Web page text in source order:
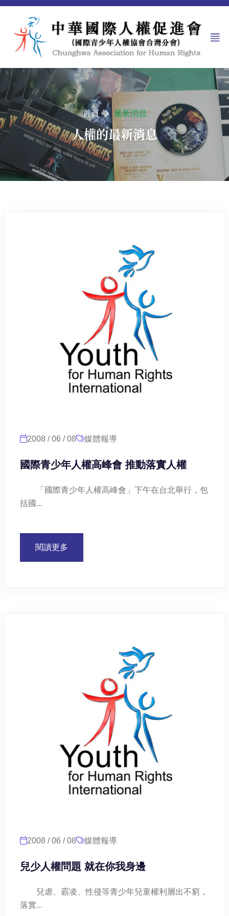
首頁 最新消息
人權的最新消息
2008 / 06 / 08 媒體報導
國際青少年人權高峰會 推動落實人權
「國際青少年人權高峰會」下午在台北舉行，包
括國...
閱讀更多
2008 / 06 / 08 媒體報導
兒少人權問題 就在你我身邊
兒虐、霸凌、性侵等青少年兒童權利層出不窮，
落實...